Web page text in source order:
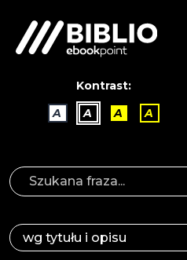
Kontrast:
A
A A A